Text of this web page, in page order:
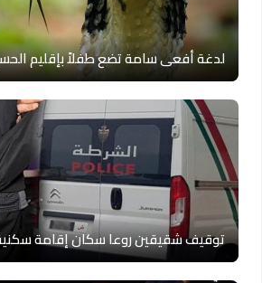
لدغة أفعى سامة تضع طفلاً بإقليم
توقيف شقيقين روعا سكان إقامة